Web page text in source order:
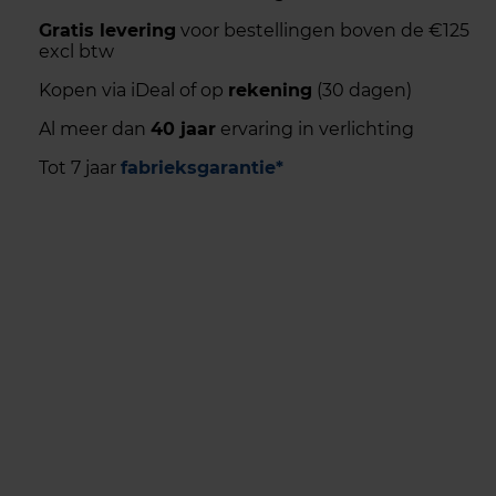
Gratis levering voor bestellingen boven de €125
excl btw
Kopen via iDeal of op rekening (30 dagen)
Al meer dan 40 jaarervaring in verlichting
Tot 7 jaar fabrieksgarantie*